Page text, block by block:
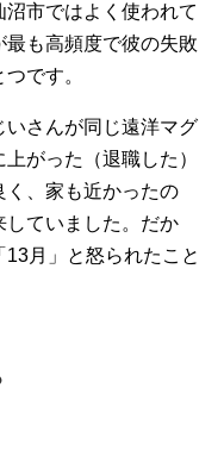
市ではよく使われて
も高頻度で彼の失敗
です。
さんが同じ遠洋マグ
がった（退職した）
く、家も近かったの
していました。だか
月」と怒られたこと